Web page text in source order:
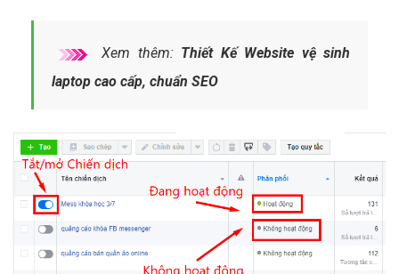
Xem thêm: Thiết Kế Website vệ sinh
laptop cao cấp, chuẩn SEO